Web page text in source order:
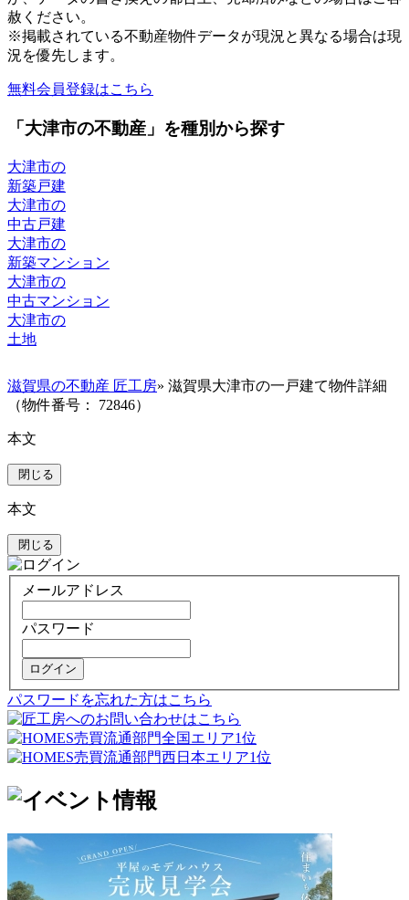
赦ください。
※掲載されている不動産物件データが現況と異なる場合は現
況を優先します。
無料会員登録はこちら
「大津市の不動産」を種別から探す
大津市の
新築戸建
大津市の
中古戸建
大津市の
新築マンション
大津市の
中古マンション
大津市の
土地
滋賀県の不動産 匠工房» 滋賀県大津市の一戸建て物件詳細
（物件番号： 72846）
本文
閉じる
本文
閉じる
メールアドレス
パスワード
ログイン
パスワードを忘れた方はこちら